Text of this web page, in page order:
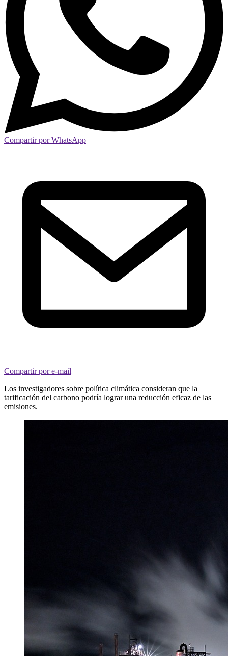
Compartir por WhatsApp
Compartir por e-mail
Los investigadores sobre política climática consideran que la
tarificación del carbono podría lograr una reducción eficaz de las
emisiones.